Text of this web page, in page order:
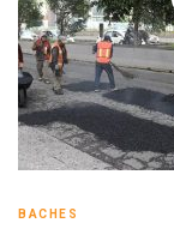
BACHES